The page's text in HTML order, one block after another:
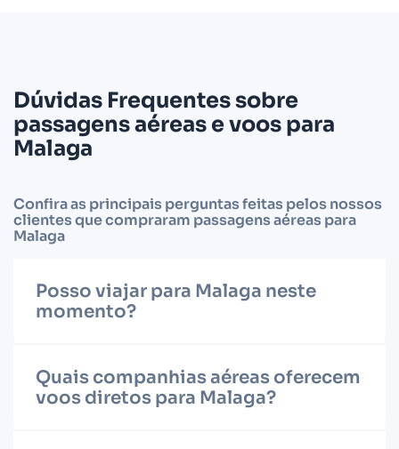
Dúvidas Frequentes sobre
passagens aéreas e voos para
Malaga
Confira as principais perguntas feitas pelos nossos
clientes que compraram passagens aéreas para
Malaga
Posso viajar para Malaga neste
momento?
Quais companhias aéreas oferecem
voos diretos para Malaga?